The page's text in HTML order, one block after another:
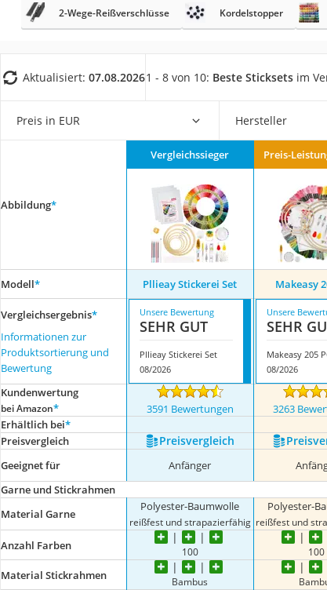
Faltschloss
Service
2-Wege-Reißverschlüsse Kordelstopper
Aktualisiert: 07.08.20261 - 8 von 10: Beste Sticksets im
Preis in EUR Hersteller
Abbildung*
Vergleichssieger Preis-
Modell* Pllieay Stickerei Set Makeasy
Vergleichsergebnis*
Informationen zur
Produktsortierung und
Bewertung
Unsere Bewertung
SEHR GUT
Pllieay Stickerei Set
08/2026
Unsere
SEHR
Makeasy 205
08/2026
Kundenwertung
bei Amazon* 3591 Bewertungen 3263
Erhältlich bei*
Preis­vergleich
Preis­vergleich
Geeignet für Anfänger
Garne und Stickrahmen
Material Garne
Polyester-Baumwolle
reißfest und strapazierfähig
Polyester-
reißfest und
Anzahl Farben 100 100
Material Stickrahmen Bambus